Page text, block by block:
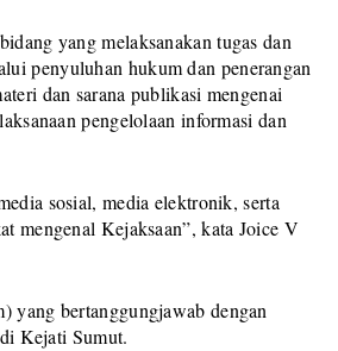
yang melaksanakan tugas dan
penyuluhan hukum dan penerangan
dan sarana publikasi mengenai
pengelolaan informasi dan
sosial, media elektronik, serta
mengenal Kejaksaan”, kata Joice V
yang bertanggungjawab dengan
Kejati Sumut.